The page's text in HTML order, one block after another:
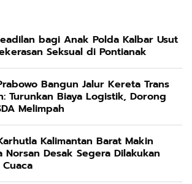
bagi Anak Polda Kalbar Usut
Seksual di Pontianak
Bangun Jalur Kereta Trans
Turunkan Biaya Logistik, Dorong
Melimpah
Kalimantan Barat Makin
Norsan Desak Segera Dilakukan